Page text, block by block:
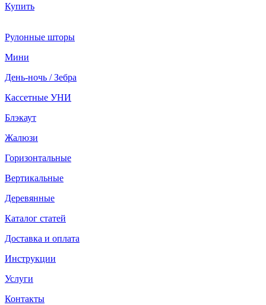
Купить
Рулонные шторы
Мини
День-ночь / Зебра
Кассетные УНИ
Блэкаут
Жалюзи
Горизонтальные
Вертикальные
Деревянные
Каталог статей
Доставка и оплата
Инструкции
Услуги
Контакты